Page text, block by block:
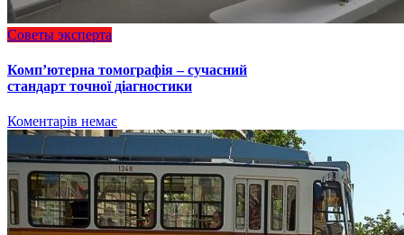
Советы эксперта
Комп’ютерна томографія – сучасний
стандарт точної діагностики
Коментарів немає